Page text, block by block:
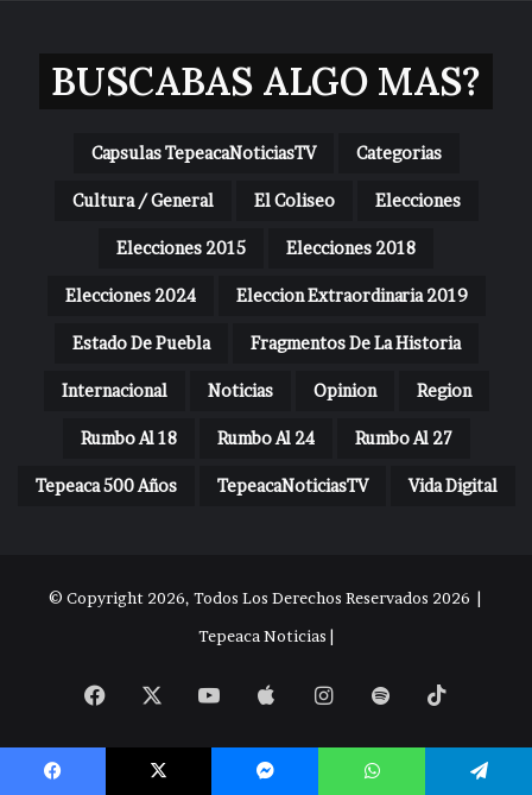
BUSCABAS ALGO MAS?
Capsulas TepeacaNoticiasTV Categorias
Cultura / General El Coliseo Elecciones
Elecciones 2015 Elecciones 2018
Elecciones 2024 Eleccion Extraordinaria 2019
Estado De Puebla Fragmentos De La Historia
Internacional Noticias Opinion Region
Rumbo Al 18 Rumbo Al 24 Rumbo Al 27
Tepeaca 500 Años TepeacaNoticiasTV Vida Digital
© Copyright 2026, Todos Los Derechos Reservados 2026 |
Tepeaca Noticias |
Facebook YouTubeAppleInstagram
Spotify